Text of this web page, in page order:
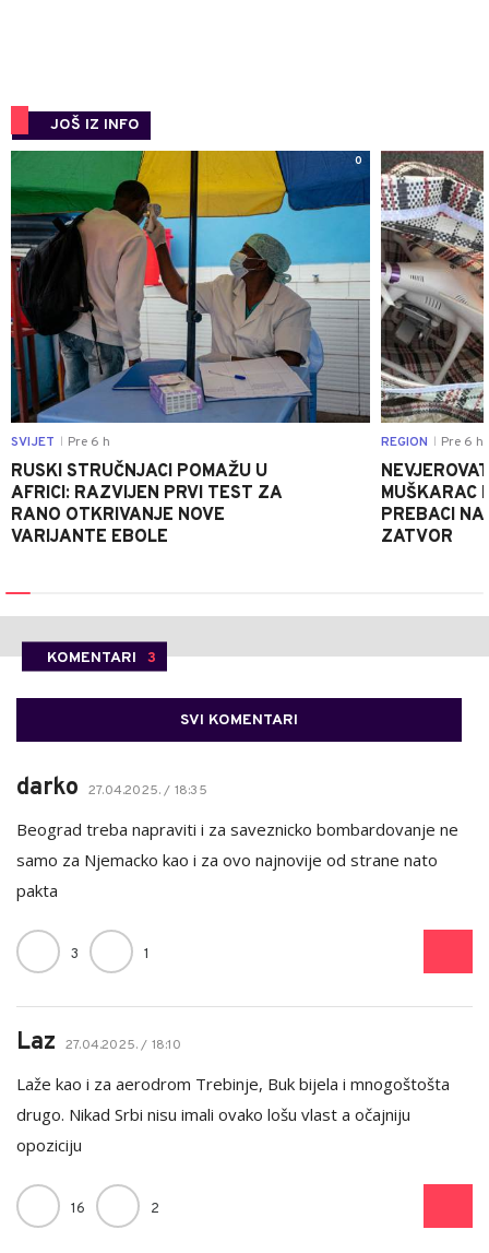
JOŠ IZ INFO
0
SVIJET Pre 6 h
RUSKI STRUČNJACI POMAŽU U
AFRICI: RAZVIJEN PRVI TEST ZA
RANO OTKRIVANJE NOVE
VARIJANTE EBOLE
REGION Pre 6 h
MUŠKARAC
PREBACI
ZATVOR
KOMENTARI 3
SVI KOMENTARI
darko 27.04.2025. / 18:35
Beograd treba napraviti i za saveznicko bombardovanje ne
samo za Njemacko kao i za ovo najnovije od strane nato
pakta
3 1
Laz 27.04.2025. / 18:10
Laže kao i za aerodrom Trebinje, Buk bijela i mnogoštošta
drugo. Nikad Srbi nisu imali ovako lošu vlast a očajniju
opoziciju
16 2